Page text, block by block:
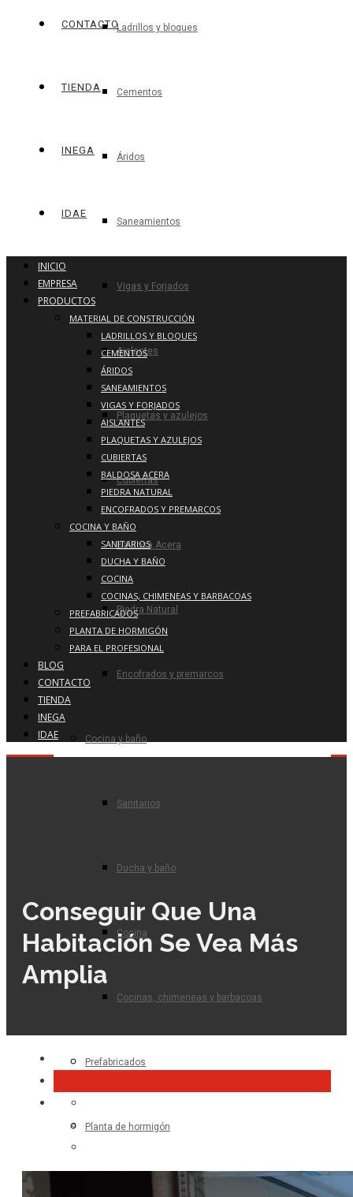
Ladrillos y bloques
Cementos
Áridos
Saneamientos
Vigas y Forjados
Aislantes
Plaquetas y azulejos
Cubiertas
Baldosa Acera
Piedra Natural
Encofrados y premarcos
Cocina y baño
Sanitarios
Ducha y baño
Cocina
Cocinas, chimeneas y barbacoas
Prefabricados
Planta de hormigón
CONTACTO
TIENDA
INEGA
IDAE
INICIO
EMPRESA
PRODUCTOS
MATERIAL DE CONSTRUCCIÓN
LADRILLOS Y BLOQUES
CEMENTOS
ÁRIDOS
SANEAMIENTOS
VIGAS Y FORJADOS
AISLANTES
PLAQUETAS Y AZULEJOS
CUBIERTAS
BALDOSA ACERA
PIEDRA NATURAL
ENCOFRADOS Y PREMARCOS
COCINA Y BAÑO
SANITARIOS
DUCHA Y BAÑO
COCINA
COCINAS, CHIMENEAS Y BARBACOAS
PREFABRICADOS
PLANTA DE HORMIGÓN
PARA EL PROFESIONAL
BLOG
CONTACTO
TIENDA
INEGA
IDAE
Conseguir Que Una
Habitación Se Vea Más
Amplia